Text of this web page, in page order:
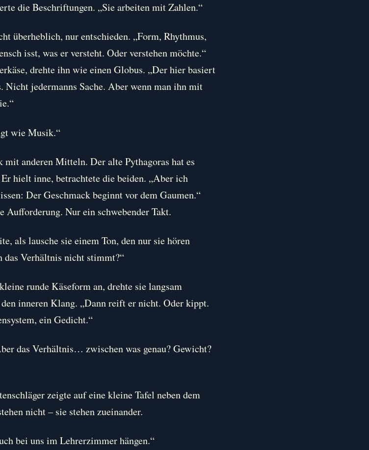
die Beschriftungen. „Sie arbeiten mit Zahlen.“
überheblich, nur entschieden. „Form, Rhythmus,
isst, was er versteht. Oder verstehen möchte.“
drehte ihn wie einen Globus. „Der hier basiert
Nicht jedermanns Sache. Aber wenn man ihn mit
wie Musik.“
anderen Mitteln. Der alte Pythagoras hat es
Er hielt inne, betrachtete die beiden. „Aber ich
Der Geschmack beginnt vor dem Gaumen.“
Nur ein schwebender Takt.
als lausche sie einem Ton, den nur sie hören
das Verhältnis nicht stimmt?“
runde Käseform an, drehte sie langsam
inneren Klang. „Dann reift er nicht. Oder kippt.
ein Gedicht.“
das Verhältnis… zwischen was genau? Gewicht?
zeigte auf eine kleine Tafel neben dem
nicht – sie stehen zueinander.
bei uns im Lehrerzimmer hängen.“